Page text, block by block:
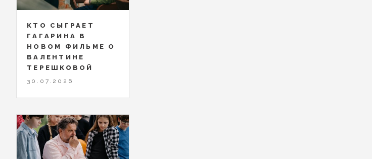
КТО СЫГРАЕТ
ГАГАРИНА В
НОВОМ ФИЛЬМЕ О
ВАЛЕНТИНЕ
ТЕРЕШКОВОЙ
30.07.2026